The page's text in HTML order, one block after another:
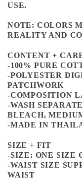
USE.
NOTE: COLORS
REALITY AND
CONTENT +
-100% PURE
-POLYESTER
PATCHWORK
-COMPOSITION
-WASH
BLEACH,
-MADE IN
SIZE + FIT
-SIZE: ONE SIZE
-WAIST SIZE
WAIST